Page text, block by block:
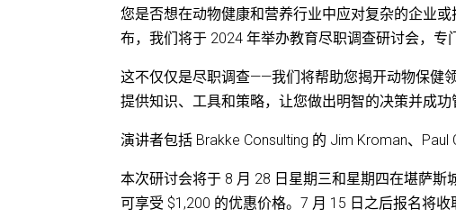
您是否想在动物健康和营养行业中应对复杂的企业
布，我们将于 2024 年举办教育尽职调查研讨会，专
这不仅仅是尽职调查——我们将帮助您揭开动物保健
提供知识、工具和策略，让您做出明智的决策并成功
演讲者包括 Brakke Consulting 的 Jim Kroman、Paul
本次研讨会将于 8 月 28 日星期三和星期四在堪萨斯
可享受 $1,200 的优惠价格。7 月 15 日之后报名将